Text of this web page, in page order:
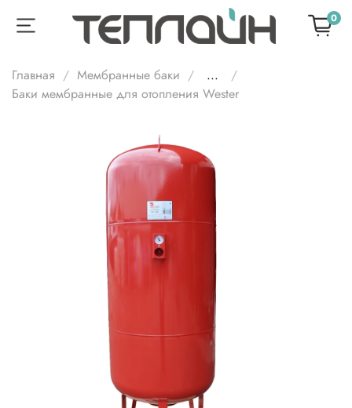
0
Главная Мембранные баки
...
Баки мембранные для отопления Wester